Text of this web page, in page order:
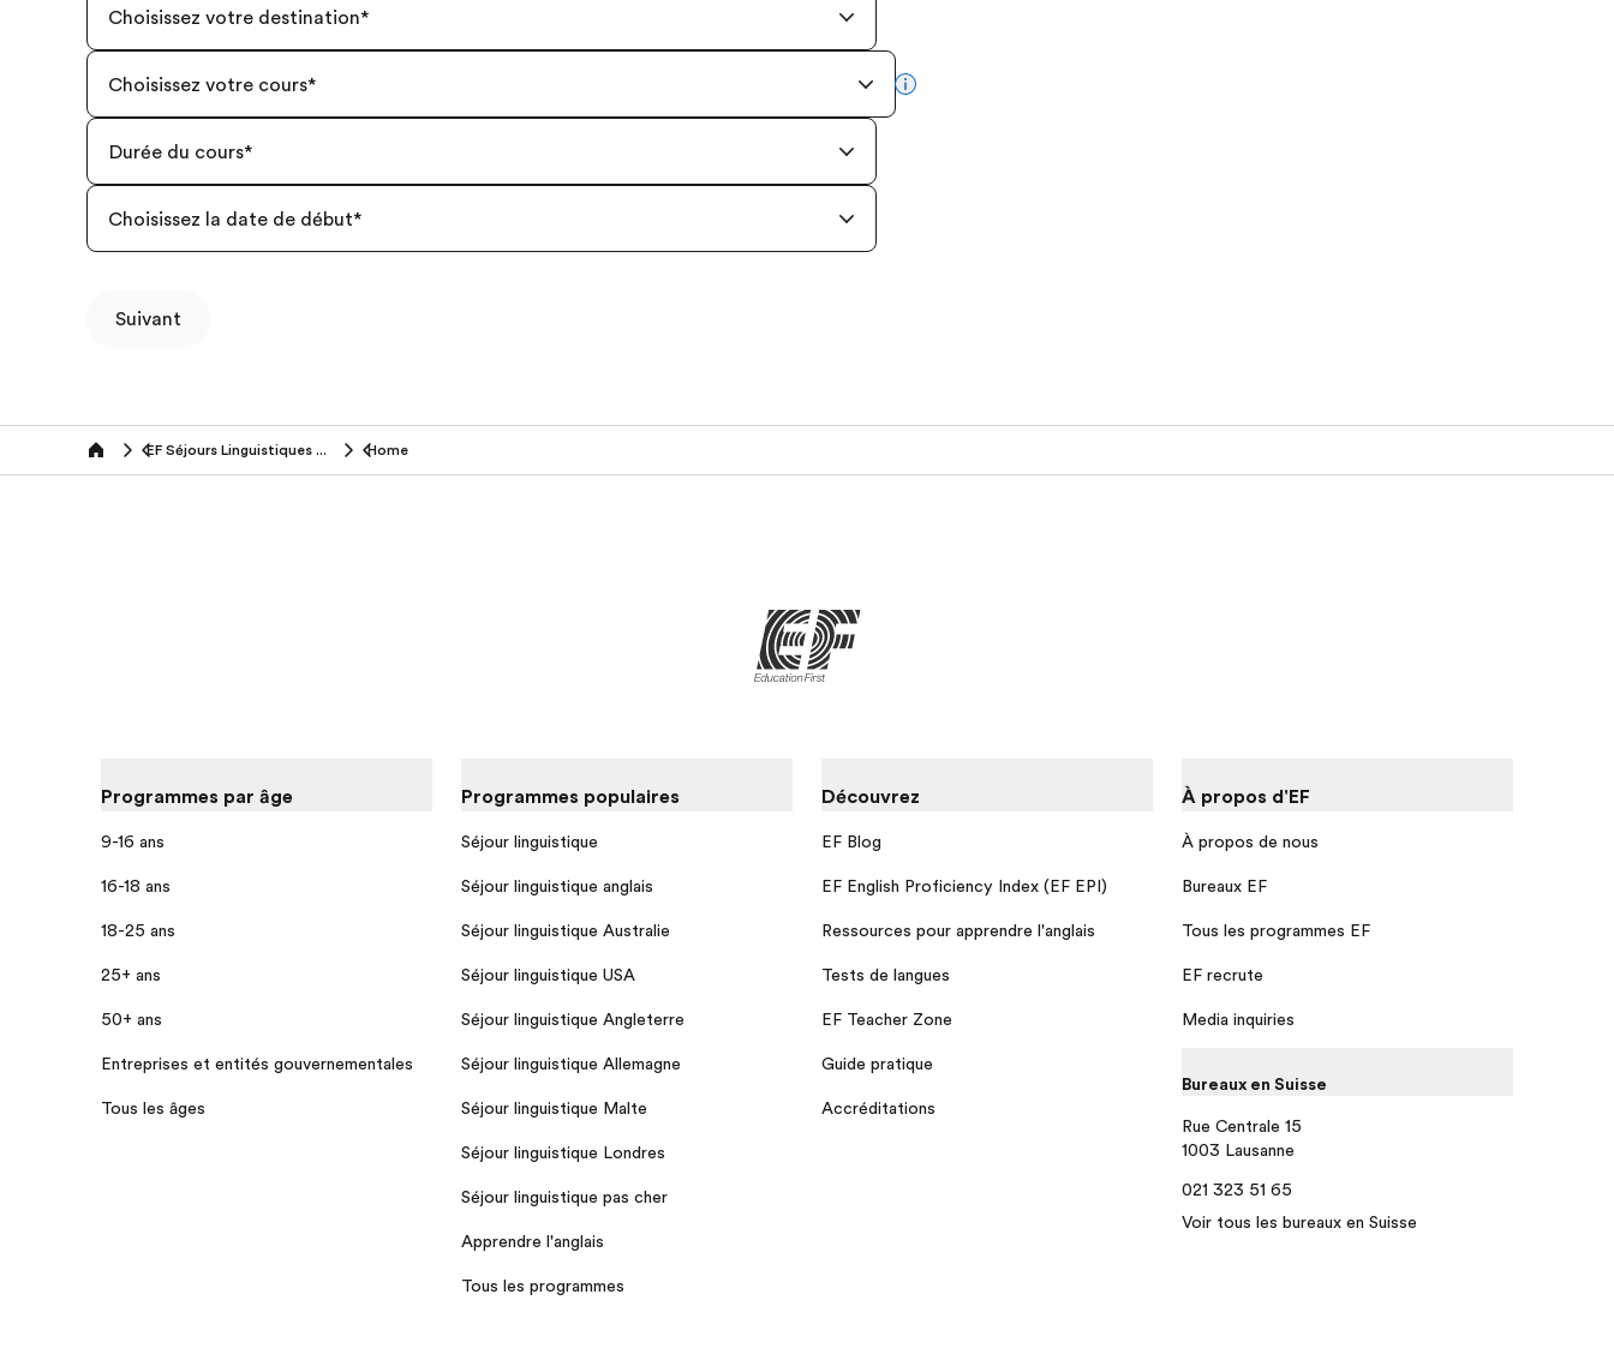
Choisissez votre destination*
Choisissez votre cours* more info
Durée du cours*
Choisissez la date de début*
Suivant
Home EF Séjours Linguistiques (16-18 ans) Home
Programmes par âge
9-16 ans
16-18 ans
18-25 ans
25+ ans
50+ ans
Entreprises et entités gouvernementales
Tous les âges
Programmes populaires
Séjour linguistique
Séjour linguistique anglais
Séjour linguistique Australie
Séjour linguistique USA
Séjour linguistique Angleterre
Séjour linguistique Allemagne
Séjour linguistique Malte
Séjour linguistique Londres
Séjour linguistique pas cher
Apprendre l'anglais
Tous les programmes
Découvrez
EF Blog
EF English Proficiency Index (EF EPI)
Ressources pour apprendre l'anglais
Tests de langues
EF Teacher Zone
Guide pratique
Accréditations
À propos d'EF
À propos de nous
Bureaux EF
Tous les programmes EF
EF recrute
Media inquiries
Bureaux en Suisse
Rue Centrale 15
1003 Lausanne
021 323 51 65
Voir tous les bureaux en Suisse